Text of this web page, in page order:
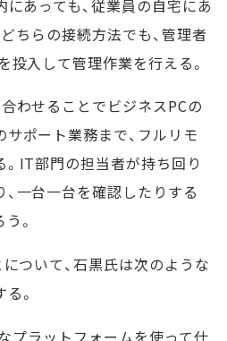
あっても、従業員の自宅にあ
ちらの接続方法でも、管理者
投入して管理作業を行える。
わせることでビジネスPCの
ポート業務まで、フルリモ
IT部門の担当者が持ち回り
一台一台を確認したりする
。
ついて、石黒氏は次のような
。